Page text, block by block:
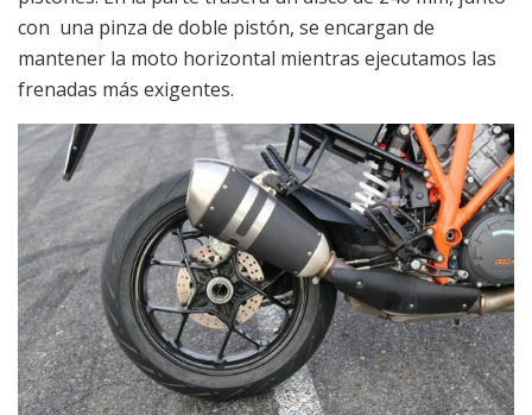
con una pinza de doble pistón, se encargan de
mantener la moto horizontal mientras ejecutamos las
frenadas más exigentes.